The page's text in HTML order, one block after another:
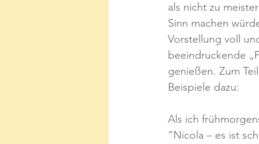
als nicht zu
Sinn machen
Vorstellung voll
beeindruckende
genießen. Zum
Beispiele dazu:
Als ich
“Nicola – es ist